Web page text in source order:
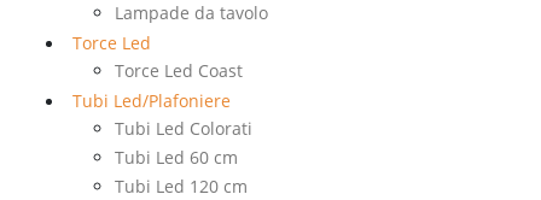
Lampade da tavolo
Torce Led
Torce Led Coast
Tubi Led/Plafoniere
Tubi Led Colorati
Tubi Led 60 cm
Tubi Led 120 cm